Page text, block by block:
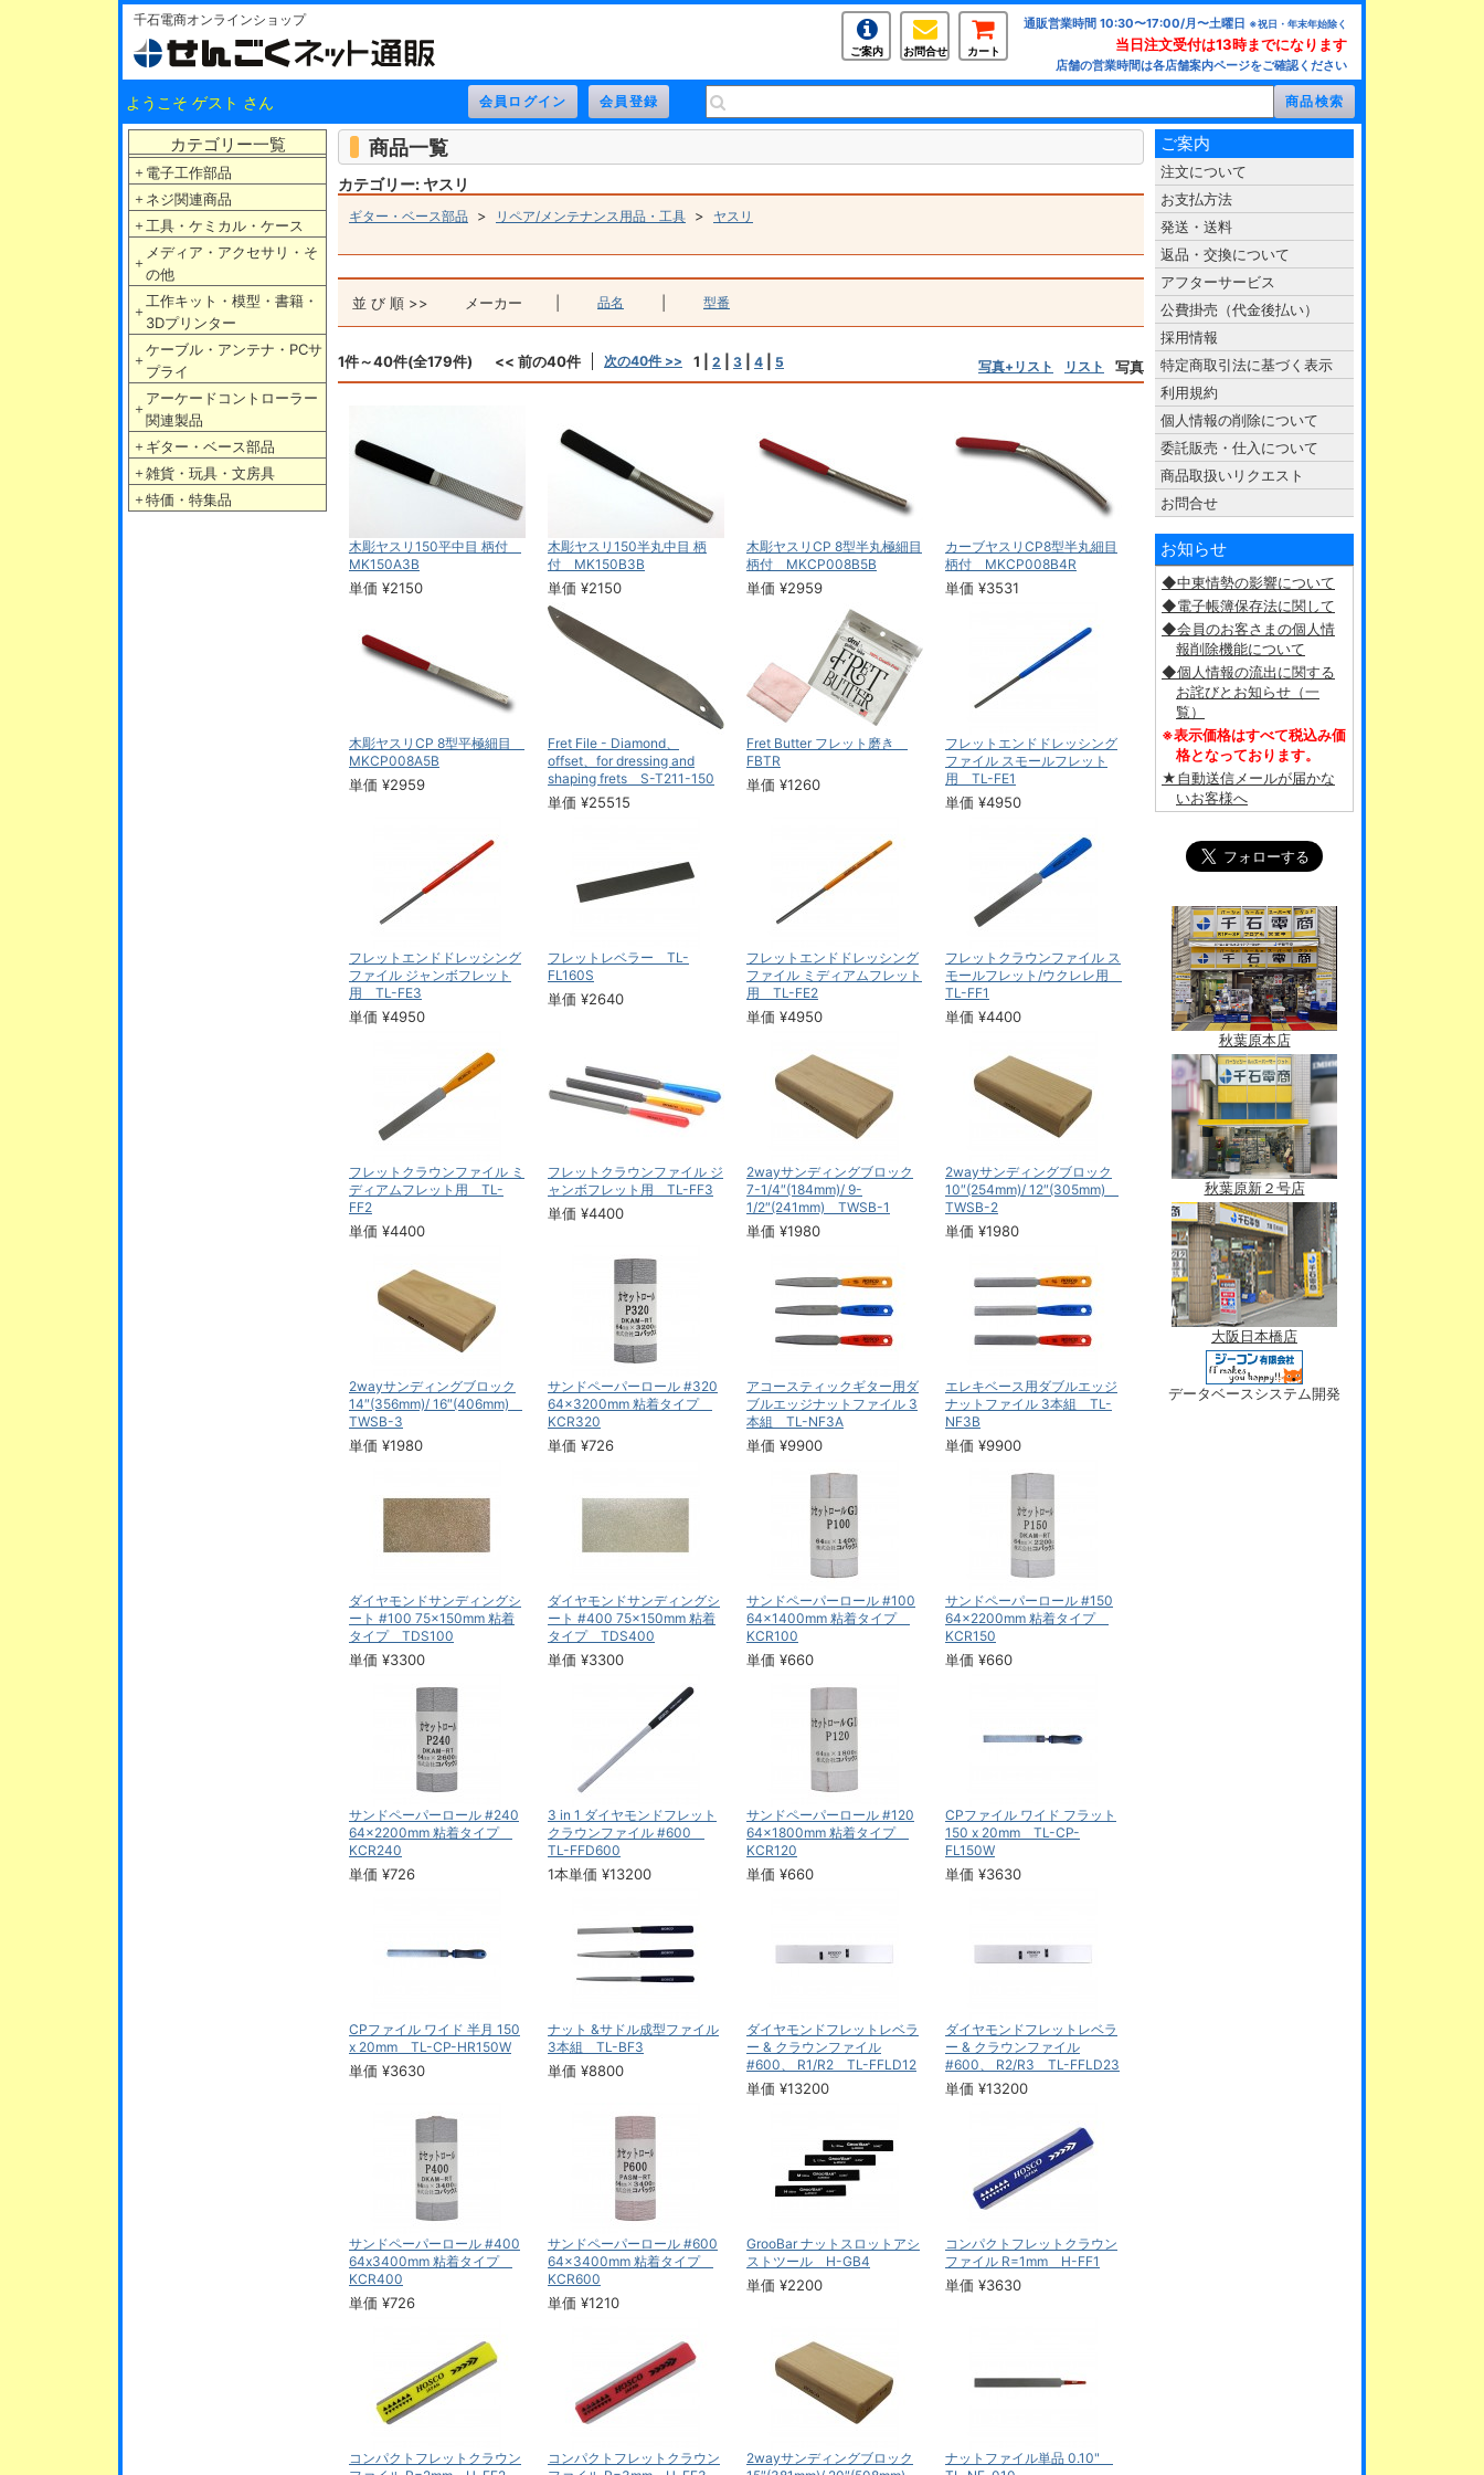
千石電商オンラインショップ
ご案内 お問合せ カート
通販営業時間 10:30〜17:00/月〜土曜日 ※祝日・年末年始除く
当日注文受付は13時までになります
店舗の営業時間は各店舗案内ページをご確認ください
ようこそ ゲスト さん
カテゴリー一覧
＋ 電子工作部品
＋ ネジ関連商品
＋ 工具・ケミカル・ケース
＋
メディア・アクセサリ・そ
の他
＋
工作キット・模型・書籍・
3Dプリンター
＋
ケーブル・アンテナ・PCサ
プライ
＋
アーケードコントローラー
関連製品
＋ ギター・ベース部品
＋ 雑貨・玩具・文房具
＋ 特価・特集品
商品一覧
カテゴリー: ヤスリ
ギター・ベース部品 > リペア/メンテナンス用品・工具 > ヤスリ
並 び 順 >> メーカー 品名 型番
1件～40件(全179件) << 前の40件 次の40件 >> 1 2 3 4 5 写真+リスト リスト 写真
木彫ヤスリ150平中目 柄付
MK150A3B
単価 ¥2150
木彫ヤスリ150半丸中目 柄
付 MK150B3B
単価 ¥2150
木彫ヤスリCP 8型半丸極細目
柄付 MKCP008B5B
単価 ¥2959
カーブヤスリCP8型半丸細目
柄付 MKCP008B4R
単価 ¥3531
木彫ヤスリCP 8型平極細目
MKCP008A5B
単価 ¥2959
Fret File - Diamond、
offset、for dressing and
shaping frets S-T211-150
単価 ¥25515
Fret Butter フレット磨き
FBTR
単価 ¥1260
フレットエンドドレッシング
ファイル スモールフレット
用 TL-FE1
単価 ¥4950
フレットエンドドレッシング
ファイル ジャンボフレット
用 TL-FE3
単価 ¥4950
フレットレベラー TL-
FL160S
単価 ¥2640
フレットエンドドレッシング
ファイル ミディアムフレット
用 TL-FE2
単価 ¥4950
フレットクラウンファイル ス
モールフレット/ウクレレ用
TL-FF1
単価 ¥4400
フレットクラウンファイル ミ
ディアムフレット用 TL-
FF2
単価 ¥4400
フレットクラウンファイル ジ
ャンボフレット用 TL-FF3
単価 ¥4400
2wayサンディングブロック
7-1/4″(184mm)/ 9-
1/2″(241mm) TWSB-1
単価 ¥1980
2wayサンディングブロック
10″(254mm)/ 12″(305mm)
TWSB-2
単価 ¥1980
2wayサンディングブロック
14″(356mm)/ 16″(406mm)
TWSB-3
単価 ¥1980
サンドペーパーロール #320
64×3200mm 粘着タイプ
KCR320
単価 ¥726
アコースティックギター用ダ
ブルエッジナットファイル 3
本組 TL-NF3A
単価 ¥9900
エレキベース用ダブルエッジ
ナットファイル 3本組 TL-
NF3B
単価 ¥9900
ダイヤモンドサンディングシ
ート #100 75×150mm 粘着
タイプ TDS100
単価 ¥3300
ダイヤモンドサンディングシ
ート #400 75×150mm 粘着
タイプ TDS400
単価 ¥3300
サンドペーパーロール #100
64×1400mm 粘着タイプ
KCR100
単価 ¥660
サンドペーパーロール #150
64×2200mm 粘着タイプ
KCR150
単価 ¥660
サンドペーパーロール #240
64×2200mm 粘着タイプ
KCR240
単価 ¥726
3 in 1 ダイヤモンドフレット
クラウンファイル #600
TL-FFD600
1本単価 ¥13200
サンドペーパーロール #120
64×1800mm 粘着タイプ
KCR120
単価 ¥660
CPファイル ワイド フラット
150 x 20mm TL-CP-
FL150W
単価 ¥3630
CPファイル ワイド 半月 150
x 20mm TL-CP-HR150W
単価 ¥3630
ナット &サドル成型ファイル
3本組 TL-BF3
単価 ¥8800
ダイヤモンドフレットレベラ
ー & クラウンファイル
#600、 R1/R2 TL-FFLD12
単価 ¥13200
ダイヤモンドフレットレベラ
ー & クラウンファイル
#600、 R2/R3 TL-FFLD23
単価 ¥13200
サンドペーパーロール #400
64x3400mm 粘着タイプ
KCR400
単価 ¥726
サンドペーパーロール #600
64×3400mm 粘着タイプ
KCR600
単価 ¥1210
GrooBar ナットスロットアシ
ストツール H-GB4
単価 ¥2200
コンパクトフレットクラウン
ファイル R=1mm H-FF1
単価 ¥3630
コンパクトフレットクラウン
コンパクトフレットクラウン
2wayサンディングブロック
ナットファイル単品 0.10"
ご案内
注文について
お支払方法
発送・送料
返品・交換について
アフターサービス
公費掛売（代金後払い）
採用情報
特定商取引法に基づく表示
利用規約
個人情報の削除について
委託販売・仕入について
商品取扱いリクエスト
お問合せ
お知らせ
◆中東情勢の影響について
◆電子帳簿保存法に関して
◆会員のお客さまの個人情
報削除機能について
◆個人情報の流出に関する
お詫びとお知らせ（一
覧）
※表示価格はすべて税込み価
格となっております。
★自動送信メールが届かな
いお客様へ
秋葉原本店
秋葉原新２号店
大阪日本橋店
データベースシステム開発